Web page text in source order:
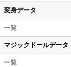
変身データ
一覧
マジックドールデータ
一覧